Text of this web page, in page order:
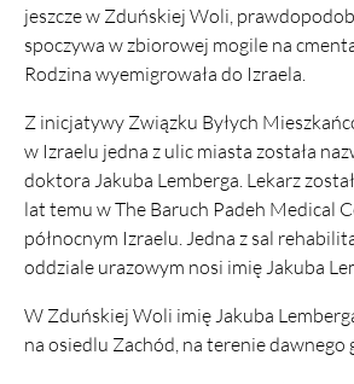
jeszcze w Zduńskiej Woli,
spoczywa w zbiorowej mogile na
Rodzina wyemigrowała do Izraela.
Z inicjatywy Związku Byłych
w Izraelu jedna z ulic miasta została
doktora Jakuba Lemberga. Lekarz
lat temu w The Baruch Padeh Medical
północnym Izraelu. Jedna z sal
oddziale urazowym nosi imię Jakuba
W Zduńskiej Woli imię Jakuba
na osiedlu Zachód, na terenie dawnego